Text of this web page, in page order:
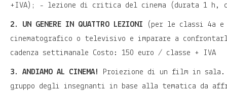
+IVA); - lezione di critica del cinema (durata 1 h,
2. UN GENERE IN QUATTRO LEZIONI (per le classi 4a e
cinematografico o televisivo e imparare a
cadenza settimanale Costo: 150 euro / classe + IVA
3. ANDIAMO AL CINEMA!
Proiezione di un film in
gruppo degli insegnanti in base alla tematica da